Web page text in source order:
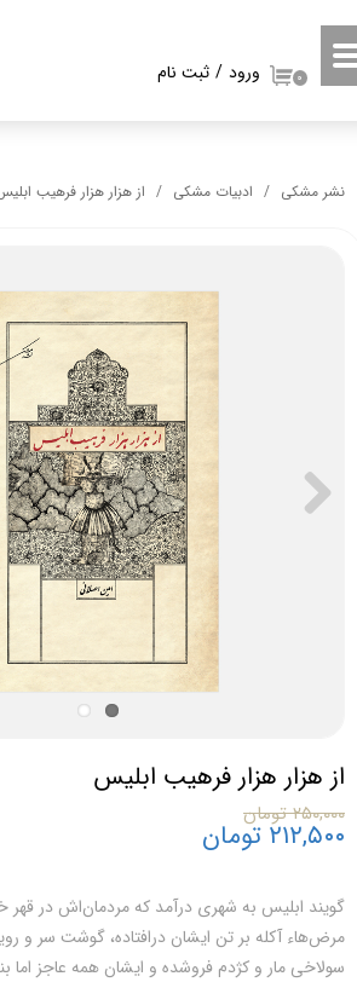
ورود / ثبت نام
حساب کاربری من
۰
نشر مشکی ادبیات مشکی از هزار هزار فرهیب
از هزار هزار فرهیب ابلیس
۲۵۰,۰۰۰ تومان
۲۱۲,۵۰۰ تومان
گویند ابلیس به شهری درآمد که مردمان‌اش در قهر
مرض‌هاء آکله بر تن ایشان درافتاده، گوشت سر و
سولاخی مار و کژدم فروشده و ایشان همه عاجز اما